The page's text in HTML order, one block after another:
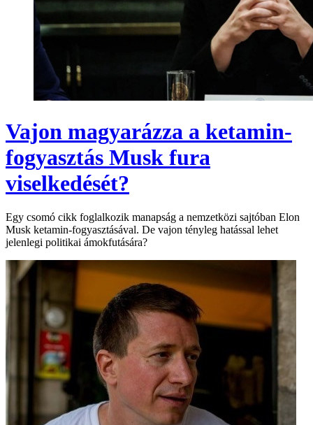
Vajon magyarázza a ketamin-
fogyasztás Musk fura
viselkedését?
Egy csomó cikk foglalkozik manapság a nemzetközi sajtóban Elon
Musk ketamin-fogyasztásával. De vajon tényleg hatással lehet
jelenlegi politikai ámokfutására?